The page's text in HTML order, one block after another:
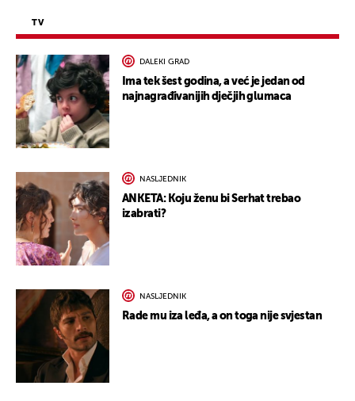
TV
DALEKI GRAD
Ima tek šest godina, a već je jedan od
najnagrađivanijih dječjih glumaca
NASLJEDNIK
ANKETA: Koju ženu bi Serhat trebao
izabrati?
NASLJEDNIK
Rade mu iza leđa, a on toga nije svjestan